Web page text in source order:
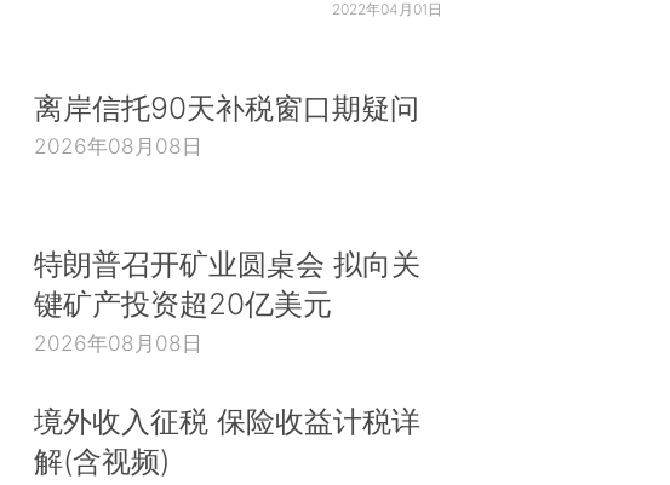
2022年04月01日
离岸信托90天补税窗口期疑问
2026年08月08日
特朗普召开矿业圆桌会 拟向关
键矿产投资超20亿美元
2026年08月08日
境外收入征税 保险收益计税详
解(含视频)